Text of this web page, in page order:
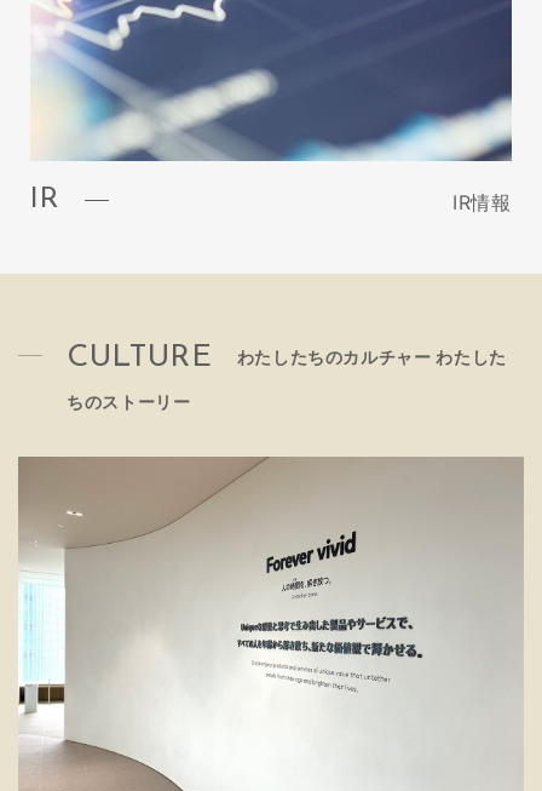
IR IR情報
CULTURE わたしたちのカルチャー わたした
ちのストーリー